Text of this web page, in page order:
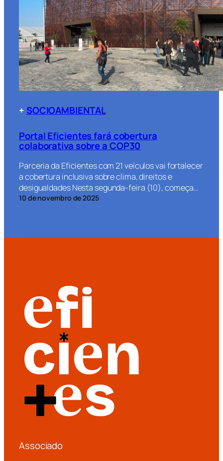
+ SOCIOAMBIENTAL
Portal Eficientes fará cobertura
colaborativa sobre a COP30
Parceria da Eficientes com 21 veículos vai fortalecer
a cobertura inclusiva sobre clima, direitos e
desigualdades Nesta segunda-feira (10), começa…
10 de novembro de 2025
Associado